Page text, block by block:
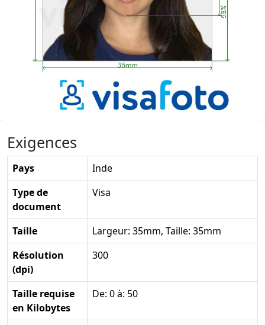
Exigences
Pays
Inde
Type de
document
Visa
Taille
Largeur: 35mm, Taille: 35mm
Résolution
(dpi)
300
Taille requise
en Kilobytes
De: 0 à: 50